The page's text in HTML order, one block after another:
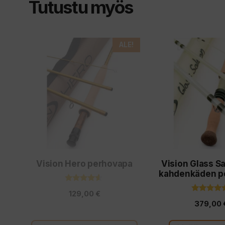
Tutustu myös
ALE!
Vision Hero perhovapa
5:stä
129,00 €
tuotteella
muunnelma.
tuotteen
Vision Glass
kahdenkäden
5:stä
379,00